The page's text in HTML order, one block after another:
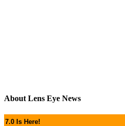
About Lens Eye News
7.0 Is Here!